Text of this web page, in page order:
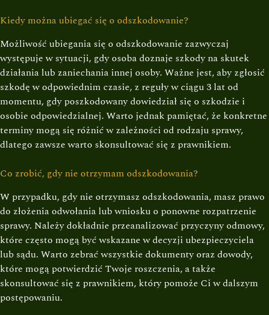
Kiedy można ubiegać się o odszkodowanie?
Możliwość ubiegania się o odszkodowanie zazwyczaj
występuje w sytuacji, gdy osoba doznaje szkody na skutek
działania lub zaniechania innej osoby. Ważne jest, aby zgłosić
szkodę w odpowiednim czasie, z reguły w ciągu 3 lat od
momentu, gdy poszkodowany dowiedział się o szkodzie i
osobie odpowiedzialnej. Warto jednak pamiętać, że konkretne
terminy mogą się różnić w zależności od rodzaju sprawy,
dlatego zawsze warto skonsultować się z prawnikiem.
Co zrobić, gdy nie otrzymam odszkodowania?
W przypadku, gdy nie otrzymasz odszkodowania, masz prawo
do złożenia odwołania lub wniosku o ponowne rozpatrzenie
sprawy. Należy dokładnie przeanalizować przyczyny odmowy,
które często mogą być wskazane w decyzji ubezpieczyciela
lub sądu. Warto zebrać wszystkie dokumenty oraz dowody,
które mogą potwierdzić Twoje roszczenia, a także
skonsultować się z prawnikiem, który pomoże Ci w dalszym
postępowaniu.